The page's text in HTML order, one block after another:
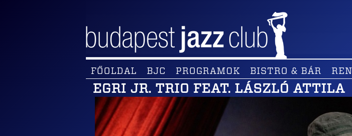
FŐOLDAL BJC PROGRAMOK BISTRO & BÁR
EGRI JR. TRIO FEAT. LÁSZLÓ ATTILA